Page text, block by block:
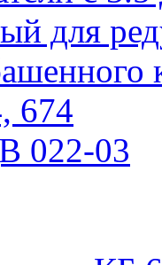
для
674
022-03